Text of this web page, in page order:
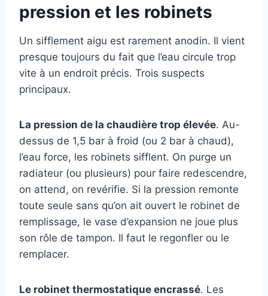
pression et les robinets
Un sifflement aigu est rarement anodin. Il vient
presque toujours du fait que l’eau circule trop
vite à un endroit précis. Trois suspects
principaux.
La pression de la chaudière trop élevée. Au-
dessus de 1,5 bar à froid (ou 2 bar à chaud),
l’eau force, les robinets sifflent. On purge un
radiateur (ou plusieurs) pour faire redescendre,
on attend, on revérifie. Si la pression remonte
toute seule sans qu’on ait ouvert le robinet de
remplissage, le vase d’expansion ne joue plus
son rôle de tampon. Il faut le regonfler ou le
remplacer.
Le robinet thermostatique encrassé. Les